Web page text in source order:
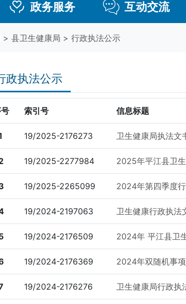
政务服务 互动交流
> 县卫生健康局 > 行政执法公示
政执法公示
索引号 信息标题
19/2025-2176273 卫生健康局执法文
19/2025-2277984 2025年平江县卫
19/2025-2265099 2024年第四季度
19/2024-2197063 卫生健康行政执法
19/2024-2176509 2024年 平江县卫
19/2024-2176369 2024年双随机事项
19/2024-2176276 卫生健康局行政执